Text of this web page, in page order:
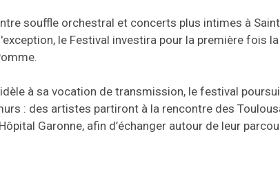
souffle orchestral et concerts plus intimes à
le Festival investira pour la première fois
à sa vocation de transmission, le festival
: des artistes partiront à la rencontre des
Garonne, afin d’échanger autour de leur